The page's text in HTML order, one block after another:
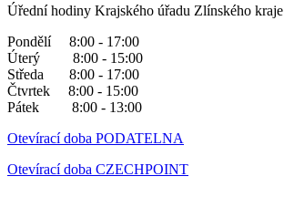
Úřední hodiny Krajského úřadu Zlínského kraje
Pondělí 8:00 - 17:00
Úterý 8:00 - 15:00
Středa 8:00 - 17:00
Čtvrtek 8:00 - 15:00
Pátek 8:00 - 13:00
Otevírací doba PODATELNA
Otevírací doba CZECHPOINT